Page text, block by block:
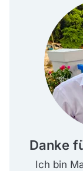
Danke
Ich bin